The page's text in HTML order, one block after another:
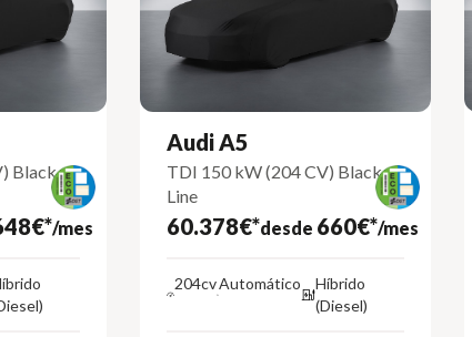
Black
/mes
Audi A5
TDI 150 kW (204 CV) Black
Line
60.378€*desde 660€*/mes
204cvAutomático
Híbrido
(Diesel)